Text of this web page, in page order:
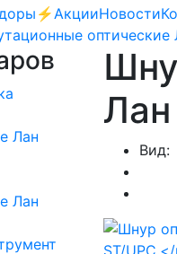
⚡️АкцииНовости
оптические
Лан
Лан
Вид: